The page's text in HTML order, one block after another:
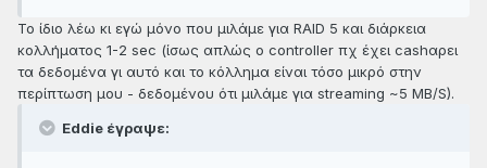
Το ίδιο λέω κι εγώ μόνο που μιλάμε για RAID 5 και διάρκεια
κολλήματος 1-2 sec (ίσως απλώς ο controller πχ έχει cashαρει
τα δεδομένα γι αυτό και το κόλλημα είναι τόσο μικρό στην
περίπτωση μου - δεδομένου ότι μιλάμε για streaming ~5 MB/S).
Eddie έγραψε: